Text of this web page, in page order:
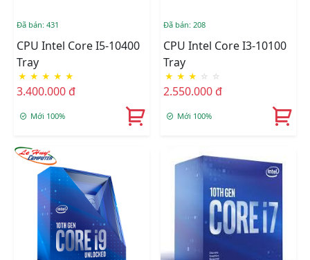
Đã bán: 431
CPU Intel Core I5-10400
Tray
★ ★ ★ ★ ★
3.400.000 đ
Mới 100%
Đã bán: 208
CPU Intel Core I3-10100
Tray
★ ★ ★ ☆ ☆
2.550.000 đ
Mới 100%